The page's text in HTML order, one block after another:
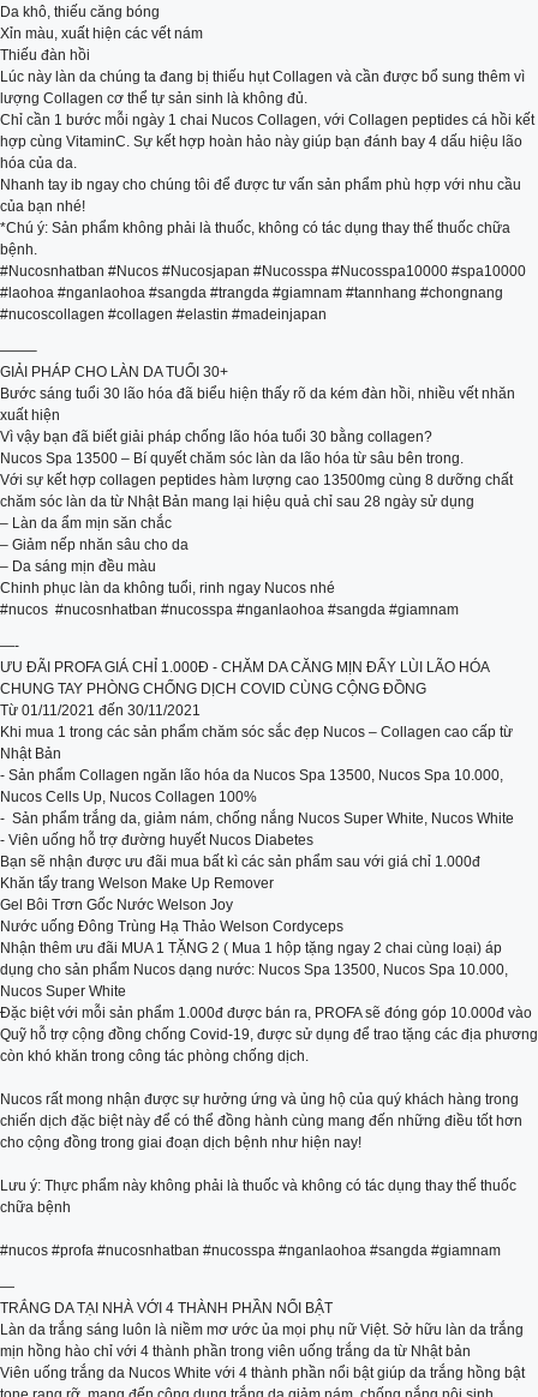
Da khô, thiếu căng bóng
Xỉn màu, xuất hiện các vết nám
Thiếu đàn hồi
Lúc này làn da chúng ta đang bị thiếu hụt Collagen và cần được bổ sung thêm vì
lượng Collagen cơ thể tự sản sinh là không đủ.
Chỉ cần 1 bước mỗi ngày 1 chai Nucos Collagen, với Collagen peptides cá hồi kết
hợp cùng VitaminC. Sự kết hợp hoàn hảo này giúp bạn đánh bay 4 dấu hiệu lão
hóa của da.
Nhanh tay ib ngay cho chúng tôi để được tư vấn sản phẩm phù hợp với nhu cầu
của bạn nhé!
*Chú ý: Sản phẩm không phải là thuốc, không có tác dụng thay thế thuốc chữa
bệnh.
#Nucosnhatban #Nucos #Nucosjapan #Nucosspa #Nucosspa10000 #spa10000
#laohoa #nganlaohoa #sangda #trangda #giamnam #tannhang #chongnang
#nucoscollagen #collagen #elastin #madeinjapan
——–
GIẢI PHÁP CHO LÀN DA TUỔI 30+
Bước sáng tuổi 30 lão hóa đã biểu hiện thấy rõ da kém đàn hồi, nhiều vết nhăn
xuất hiện
Vì vậy bạn đã biết giải pháp chống lão hóa tuổi 30 bằng collagen?
Nucos Spa 13500 – Bí quyết chăm sóc làn da lão hóa từ sâu bên trong.
Với sự kết hợp collagen peptides hàm lượng cao 13500mg cùng 8 dưỡng chất
chăm sóc làn da từ Nhật Bản mang lại hiệu quả chỉ sau 28 ngày sử dụng
– Làn da ẩm mịn săn chắc
– Giảm nếp nhăn sâu cho da
– Da sáng mịn đều màu
Chinh phục làn da không tuổi, rinh ngay Nucos nhé
#nucos ‌ ‌#nucosnhatban #nucosspa #nganlaohoa #sangda #giamnam
‌—-
‌ƯU ĐÃI PROFA‌ ‌GIÁ‌ ‌CHỈ‌ ‌1.000Đ‌ ‌- CHĂM DA CĂNG MỊN ĐẨY LÙI LÃO HÓA
CHUNG‌ ‌TAY‌ ‌PHÒNG‌ ‌CHỐNG‌ ‌DỊCH‌ ‌COVID‌ ‌CÙNG‌ ‌CỘNG‌ ‌ĐỒNG‌ ‌
Từ‌ ‌01/11/2021‌ ‌đến‌ ‌30/11/2021‌
‌Khi‌ ‌mua‌ ‌1‌ ‌trong‌ ‌các‌ ‌sản‌ ‌phẩm‌ ‌chăm sóc sắc đẹp Nucos – Collagen cao cấp từ
Nhật Bản
-‌ Sản phẩm Collagen ngăn lão hóa da Nucos Spa 13500, Nucos Spa 10.000,
Nucos Cells Up, Nucos Collagen 100%
-‌ ‌ ‌Sản phẩm trắng da, giảm nám, chống nắng Nucos Super White, Nucos White
-‌ ‌Viên‌ ‌uống‌ hỗ trợ đường huyết Nucos Diabetes ‌
Bạn‌ ‌sẽ‌ ‌nhận‌ ‌được‌ ‌ưu‌ ‌đãi‌ ‌mua‌ ‌bất‌ ‌kì‌ ‌các‌ ‌sản‌ ‌phẩm‌ ‌sau‌ ‌với‌ ‌giá‌ ‌chỉ‌ ‌1.000đ‌ ‌
Khăn‌ ‌tẩy‌ ‌trang‌ ‌Welson‌ ‌Make‌ ‌Up‌ ‌Remover‌ ‌ ‌
Gel‌ ‌Bôi‌ ‌Trơn‌ ‌Gốc‌ ‌Nước‌ ‌Welson‌ ‌Joy‌ ‌
Nước‌ ‌uống‌ ‌Đông‌ ‌Trùng‌ ‌Hạ‌ ‌Thảo‌ ‌Welson‌ ‌Cordyceps‌ ‌
Nhận thêm ưu đãi MUA 1 TẶNG 2 ( Mua 1 hộp tặng ngay 2 chai cùng loại) áp
dụng cho sản phẩm Nucos dạng nước: Nucos Spa 13500, Nucos Spa 10.000,
Nucos Super White
Đặc‌ ‌biệt‌ ‌với‌ ‌mỗi‌ ‌sản‌ ‌phẩm‌ ‌1.000đ‌ ‌được‌ ‌bán‌ ‌ra,‌ ‌PROFA‌ ‌sẽ‌ ‌đóng‌ ‌góp‌ ‌10.000đ‌ ‌vào‌
‌Quỹ‌ ‌hỗ‌ ‌trợ‌ ‌cộng‌ ‌đồng‌ ‌chống‌ ‌Covid-19,‌ ‌được‌ ‌sử‌ ‌dụng‌ ‌để‌ ‌trao‌ ‌tặng‌ ‌các‌ ‌địa‌ ‌phương‌
‌còn‌ ‌khó‌ ‌khăn‌ ‌trong‌ ‌công‌ ‌tác‌ ‌phòng‌ ‌chống‌ ‌dịch.‌ ‌
Nucos ‌rất‌ ‌mong‌ ‌nhận‌ ‌được‌ ‌sự‌ ‌hưởng‌ ‌ứng‌ ‌và‌ ‌ủng‌ ‌hộ‌ ‌của‌ ‌quý‌ ‌khách‌ ‌hàng‌ ‌trong‌
‌chiến‌ ‌dịch‌ ‌đặc‌ ‌biệt‌ ‌này‌ ‌để‌ ‌có‌ ‌thể‌ ‌đồng‌ ‌hành‌ ‌cùng‌ ‌mang‌ ‌đến‌ ‌những‌ ‌điều‌ ‌tốt‌ ‌hơn‌
‌cho‌ ‌cộng‌ ‌đồng‌ ‌trong‌ ‌giai‌ ‌đoạn‌ ‌dịch‌ ‌bệnh‌ ‌như‌ ‌hiện‌ ‌nay!‌ ‌ ‌
Lưu‌ ‌ý:‌ ‌Thực‌ ‌phẩm‌ ‌này‌ ‌không‌ ‌phải‌ ‌là‌ ‌thuốc‌ ‌và‌ ‌không‌ ‌có‌ ‌tác‌ ‌dụng‌ ‌thay‌ ‌thế‌ ‌thuốc‌
‌chữa‌ ‌bệnh‌ ‌
#nucos ‌#profa‌ ‌#nucosnhatban #nucosspa #nganlaohoa #sangda #giamnam
‌—
TRẮNG DA TẠI NHÀ VỚI 4 THÀNH PHẦN NỔI BẬT
Làn da trắng sáng luôn là niềm mơ ước ủa mọi phụ nữ Việt. Sở hữu làn da trắng
mịn hồng hào chỉ với 4 thành phần trong viên uống trắng da từ Nhật bản
Viên uống trắng da Nucos White với 4 thành phần nổi bật giúp da trắng hồng bật